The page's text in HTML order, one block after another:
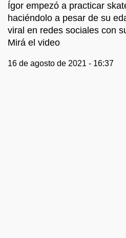
Ígor empezó a practicar
haciéndolo a pesar de su
viral en redes sociales con
Mirá el video
16 de agosto de 2021 - 16:37